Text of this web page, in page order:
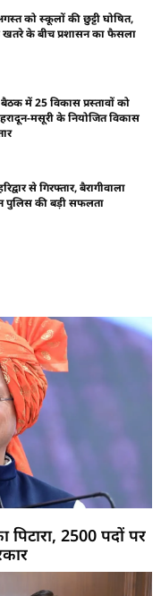
को स्कूलों की छुट्टी घोषित,
खतरे के बीच प्रशासन का फैसला
बैठक में 25 विकास प्रस्तावों को
मसूरी के नियोजित विकास
से गिरफ्तार, बैरागीवाला
पुलिस की बड़ी सफलता
2500 पदों पर